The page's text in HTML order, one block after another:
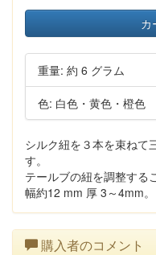
カ
重量: 約 6 グラム
色: 白色・黄色・橙色
シルク紐を３本を束ねて
す。
テールブの紐を調整する
幅約12 mm 厚 3～4mm。
購入者のコメント